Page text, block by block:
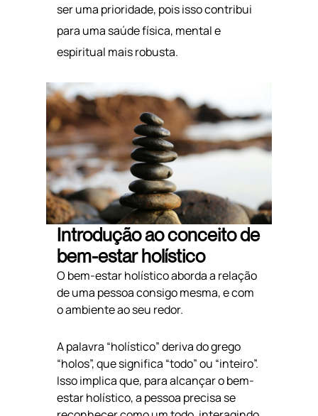
ser uma prioridade, pois isso contribui
para uma saúde física, mental e
espiritual mais robusta.
Introdução ao conceito de
bem-estar holístico
O bem-estar holístico aborda a relação
de uma pessoa consigo mesma, e com
o ambiente ao seu redor.
A palavra “holístico” deriva do grego
“holos”, que significa “todo” ou “inteiro”.
Isso implica que, para alcançar o bem-
estar holístico, a pessoa precisa se